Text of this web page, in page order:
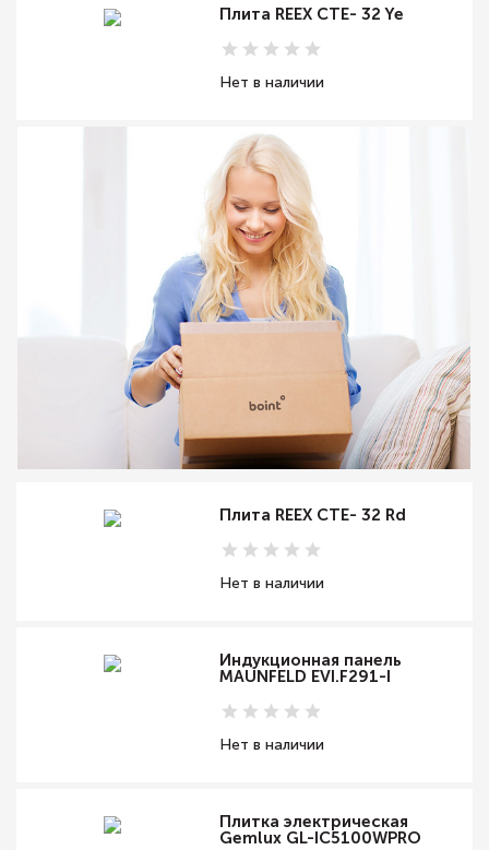
Плита REEX CTE- 32 Ye
Нет в наличии
Плита REEX CTE- 32 Rd
Нет в наличии
Индукционная панель
MAUNFELD EVI.F291-I
Нет в наличии
Плитка электрическая
Gemlux GL-IC5100WPRO